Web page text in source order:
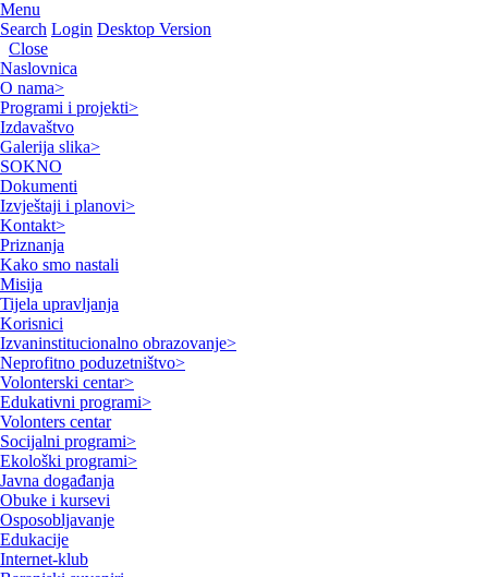
Menu
Search Login Desktop Version
Close
Naslovnica
O nama>
Programi i projekti>
Izdavaštvo
Galerija slika>
SOKNO
Dokumenti
Izvještaji i planovi>
Kontakt>
Priznanja
Kako smo nastali
Misija
Tijela upravljanja
Korisnici
Izvaninstitucionalno obrazovanje>
Neprofitno poduzetništvo>
Volonterski centar>
Edukativni programi>
Volonters centar
Socijalni programi>
Ekološki programi>
Javna događanja
Obuke i kursevi
Osposobljavanje
Edukacije
Internet-klub